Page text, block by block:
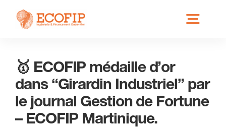
Skip
Qui est ECOFIP ?
Nos Services
🥇 ECOFIP médaille d’or
dans “Girardin Industriel” par
le journal Gestion de Fortune
– ECOFIP Martinique.